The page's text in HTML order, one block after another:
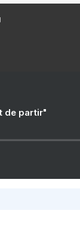
de partir"